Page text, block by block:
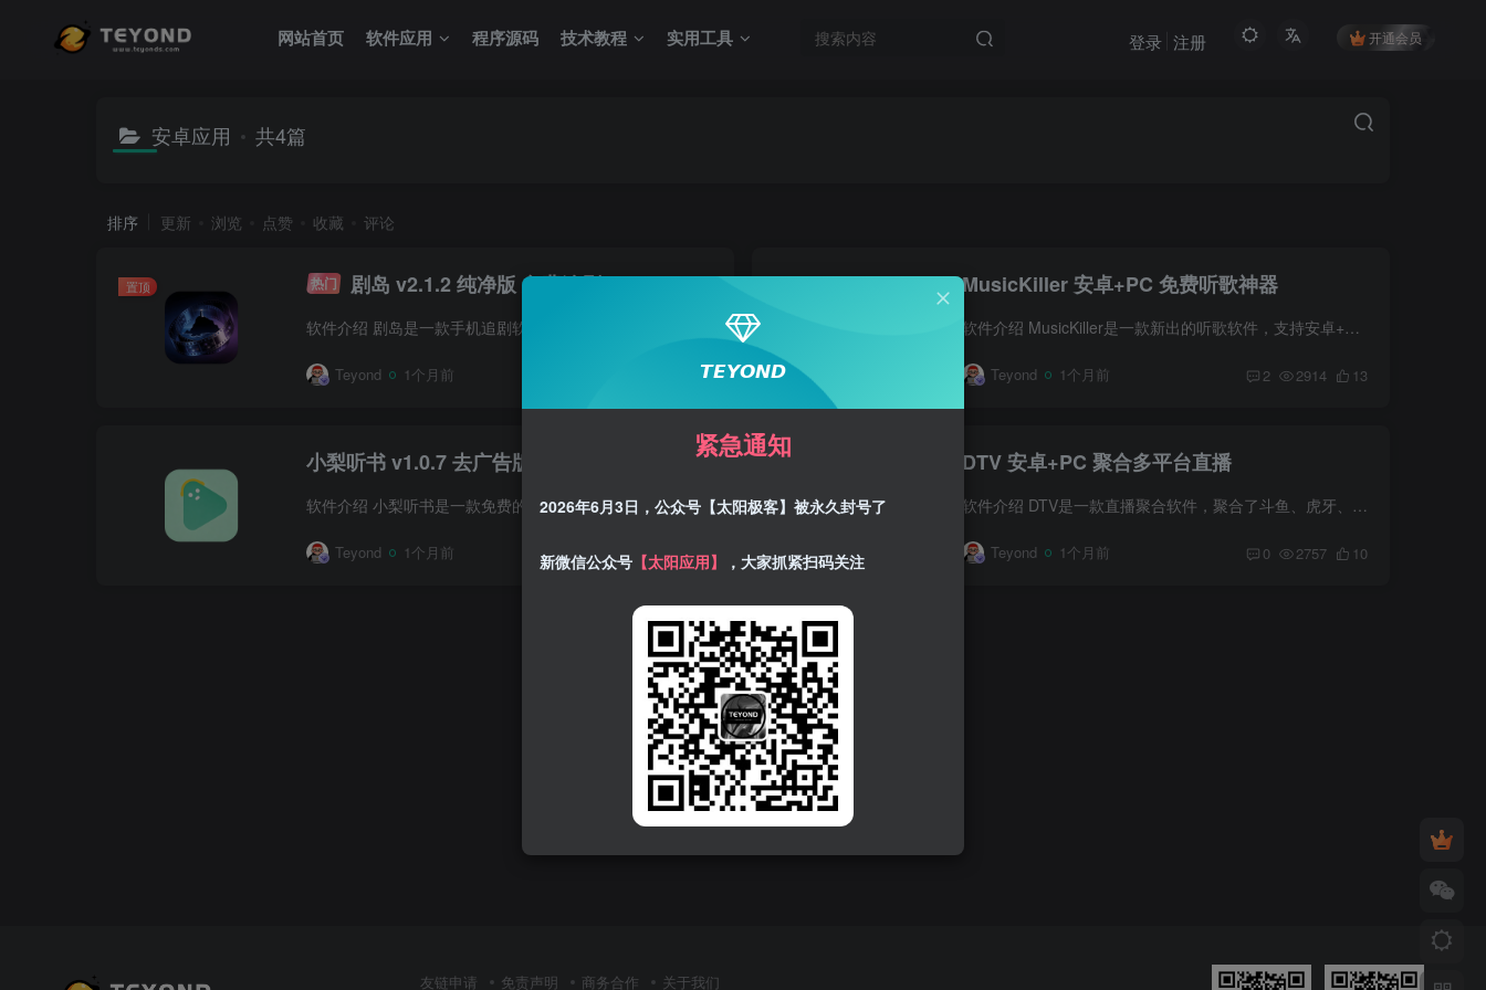
网站首页 软件应用 程序源码 技术教程 实用工具 开通会员
登录 注册
安卓应用 共4篇
排序 更新 浏览 点赞 收藏 评论
置顶 热门 剧岛 v2.1.2 纯净版 免费追剧
Teyond 1个月前 26
MusicKiller 安卓+PC 免费听歌神器
软件介绍 MusicKiller是一款新出的听歌软件，支持安卓+PC双端，无需注册登录，免费无广告 首页有推荐、歌单、排行和歌手分类，全网音乐无限制畅听，手机端还支持下载SQ无损音质 软件截图 下载地...
Teyond 1个月前 2 2914 13
小梨听书 v1.0.7 去广告版
软件介绍 小梨听书是一款免费的听书神器，已去除广告，无需登录，安装即可无限制畅听 涵盖海量书源，包含有声小说、相声评书、广播剧等等，支持倍速、定时、跳过头尾等功能 软件截图 下载地址 ...
Teyond 1个月前 2 1238 11
DTV 安卓+PC 聚合多平台直播
软件介绍 DTV是一款直播聚合软件，聚合了斗鱼、虎牙、抖音、B站四大平台，支持安卓+PC双端 免登录无广告，可以搜索主播和房间号，还提供了游戏、颜值、娱乐等分类 支持添加关注，关注后左侧可以...
Teyond 1个月前 0 2757 10
友链申请 免责声明 商务合作 关于我们
𝙏𝙀𝙔𝙊𝙉𝘿
紧急通知
2026年6月3日，公众号【太阳极客】被永久封号了
新微信公众号 【太阳应用】 ，大家抓紧扫码关注